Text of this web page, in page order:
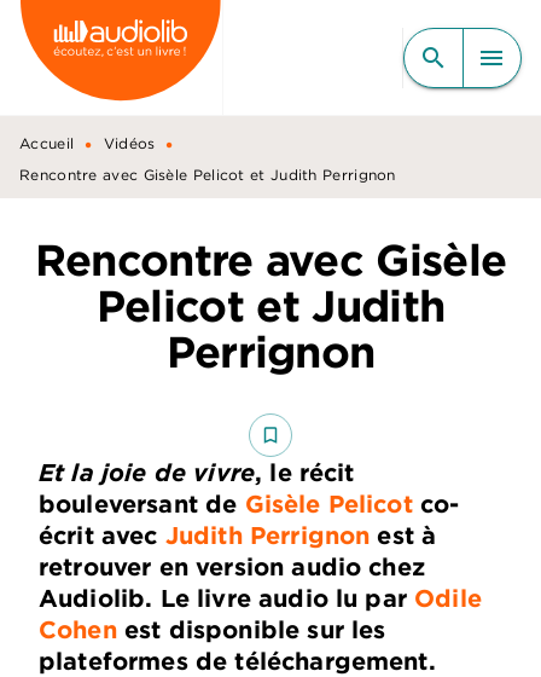
MENU RECHERCHE
CONTENU
PIED DE PAGE
search menu
Accueil • Vidéos •
Rencontre avec Gisèle Pelicot et Judith Perrignon
Rencontre avec Gisèle
Pelicot et Judith
Perrignon
bookmark_border
Et la joie de vivre, le récit
bouleversant de Gisèle Pelicotco-
écrit avec Judith Perrignon est à
retrouver en version audio chez
Audiolib. Le livre audio lu par Odile
Cohenest disponible sur les
plateformes de téléchargement.